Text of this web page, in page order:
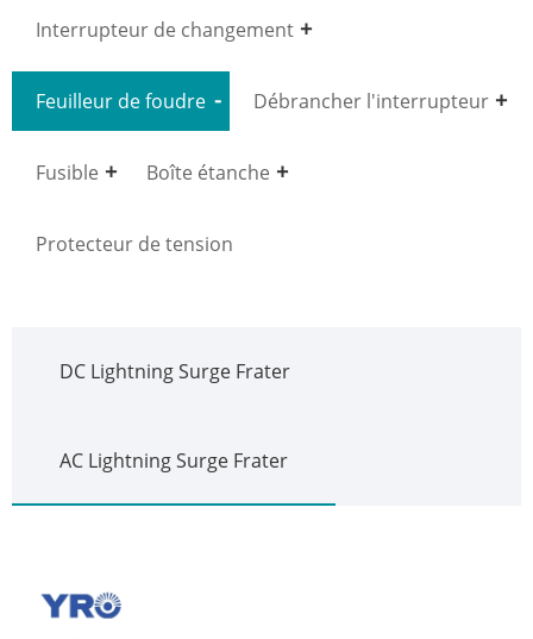
Interrupteur de changement
Feuilleur de foudre Débrancher l'interrupteur
Fusible Boîte étanche
Protecteur de tension
DC Lightning Surge Frater
AC Lightning Surge Frater